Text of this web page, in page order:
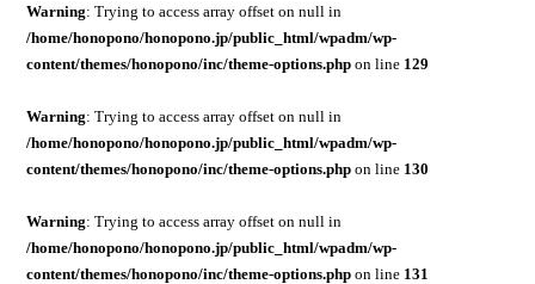
Warning: Trying to access array offset on null in
/home/honopono/honopono.jp/public_html/wpadm/wp-
content/themes/honopono/inc/theme-options.phpon line 129
Warning: Trying to access array offset on null in
/home/honopono/honopono.jp/public_html/wpadm/wp-
content/themes/honopono/inc/theme-options.phpon line 130
Warning: Trying to access array offset on null in
/home/honopono/honopono.jp/public_html/wpadm/wp-
content/themes/honopono/inc/theme-options.phpon line 131